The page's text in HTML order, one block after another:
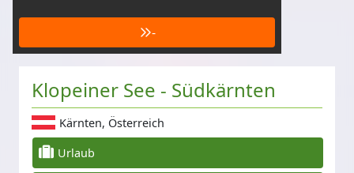
-
Klopeiner See - Südkärnten
Kärnten, Österreich
Urlaub